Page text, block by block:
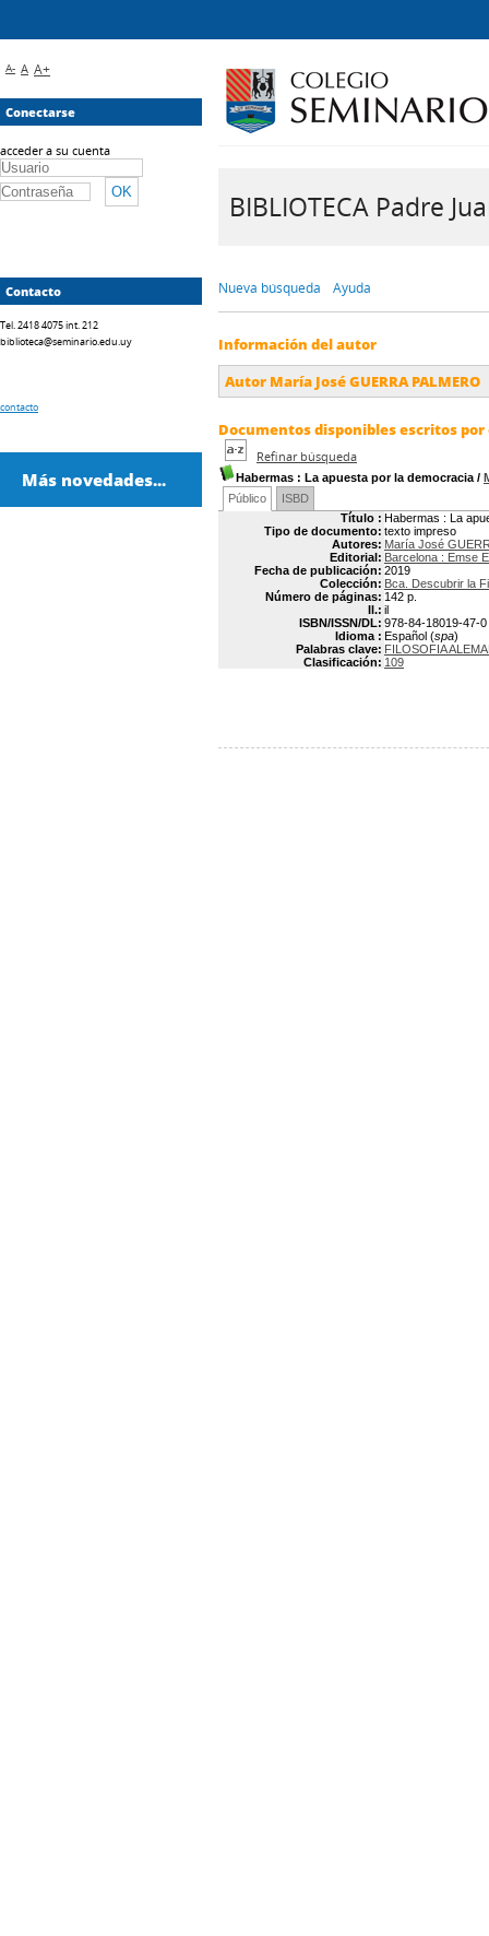
BIBLIOTECA Padre
Nueva búsqueda Ayuda
Información del autor
Autor María José GUERRA PALMERO
Documentos disponibles escritos
Refinar búsqueda
Habermas : La apuesta por la democracia /
Público
ISBD
Título : Habermas : La
Tipo de documento: texto impreso
Autores: María José
Editorial: Barcelona : Emse
Fecha de publicación: 2019
Colección: Bca. Descubrir la
Número de páginas: 142 p.
Il.: il
ISBN/ISSN/DL: 978-84-18019-47-0
Idioma : Español (spa)
Palabras clave: FILOSOFIA
Clasificación: 109
A- A A+
Conectarse
acceder a su cuenta
Contacto
Tel. 2418 4075 int. 212
biblioteca@seminario.edu.uy
contacto
Más novedades...